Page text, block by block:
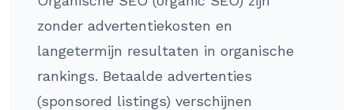
zonder advertentiekosten en
langetermijn resultaten in organische
rankings. Betaalde advertenties
(sponsored listings) verschijnen